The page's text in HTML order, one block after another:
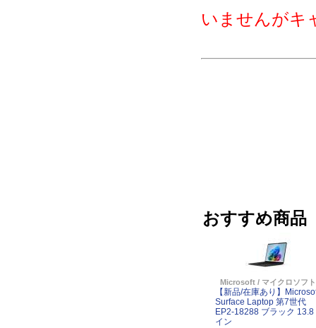
いませんがキ
おすすめ商品
Microsoft / マイクロソフト
【新品/在庫あり】
Surface Laptop 第7世代
EP2-18288 ブラック 13.8
イン